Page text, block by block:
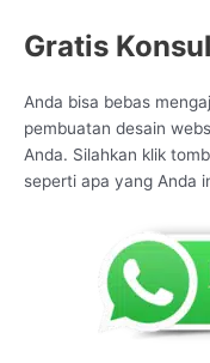
Gratis
Anda bisa bebas
pembuatan desain
Anda. Silahkan klik
seperti apa yang Anda